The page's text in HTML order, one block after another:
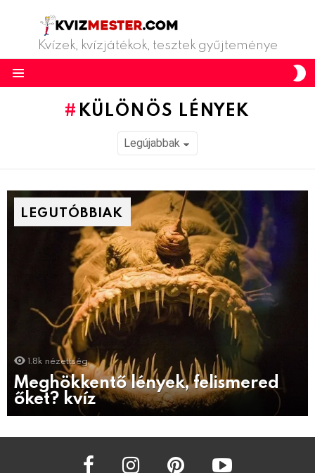
Kvízek, kvízjátékok, tesztek gyűjteménye
KÜLÖNÖS LÉNYEK
LEGUTÓBBIAK
1.8k nézettség
Meghökkentő lények, felismered
őket? kvíz
facebook instagram